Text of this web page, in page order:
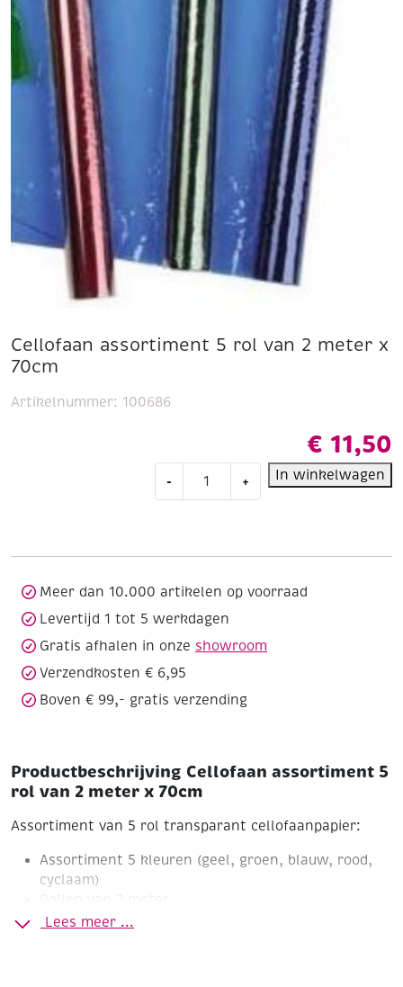
Cellofaan assortiment 5 rol van 2 meter x
70cm
€ 11,50
-
assortiment
meter
aantal
+ In winkelwagen
Artikelnummer: 100686
Meer dan 10.000 artikelen op voorraad
Levertijd 1 tot 5 werkdagen
Gratis afhalen in onze showroom
Verzendkosten € 6,95
Boven € 99,- gratis verzending
Productbeschrijving Cellofaan assortiment 5
rol van 2 meter x 70cm
Assortiment van 5 rol transparant cellofaanpapier:
Assortiment 5 kleuren (geel, groen, blauw, rood,
cyclaam)
Rollen van 2 meter
Lees meer ...